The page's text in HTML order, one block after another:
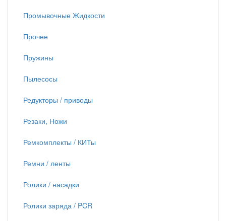
Промывочные Жидкости
Прочее
Пружины
Пылесосы
Редукторы / приводы
Резаки, Ножи
Ремкомплекты / КИТы
Ремни / ленты
Ролики / насадки
Ролики заряда / PCR